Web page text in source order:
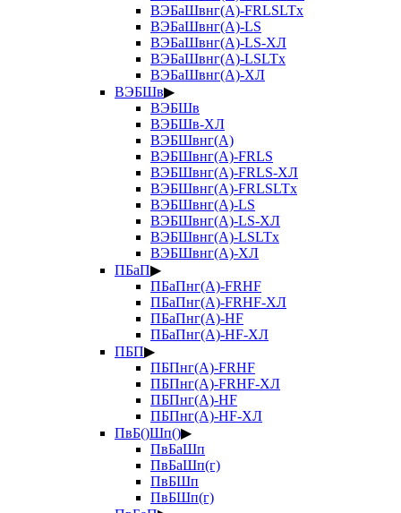
ВЭБаШвнг(А)-FRLSLTx
ВЭБаШвнг(А)-LS
ВЭБаШвнг(А)-LS-ХЛ
ВЭБаШвнг(А)-LSLTx
ВЭБаШвнг(А)-ХЛ
ВЭБШв▶
ВЭБШв
ВЭБШв-ХЛ
ВЭБШвнг(А)
ВЭБШвнг(А)-FRLS
ВЭБШвнг(А)-FRLS-ХЛ
ВЭБШвнг(А)-FRLSLTx
ВЭБШвнг(А)-LS
ВЭБШвнг(А)-LS-ХЛ
ВЭБШвнг(А)-LSLTx
ВЭБШвнг(А)-ХЛ
ПБаП▶
ПБаПнг(А)-FRHF
ПБаПнг(А)-FRHF-ХЛ
ПБаПнг(А)-HF
ПБаПнг(А)-HF-ХЛ
ПБП▶
ПБПнг(А)-FRHF
ПБПнг(А)-FRHF-ХЛ
ПБПнг(А)-HF
ПБПнг(А)-HF-ХЛ
ПвБ()Шп()▶
ПвБаШп
ПвБаШп(г)
ПвБШп
ПвБШп(г)